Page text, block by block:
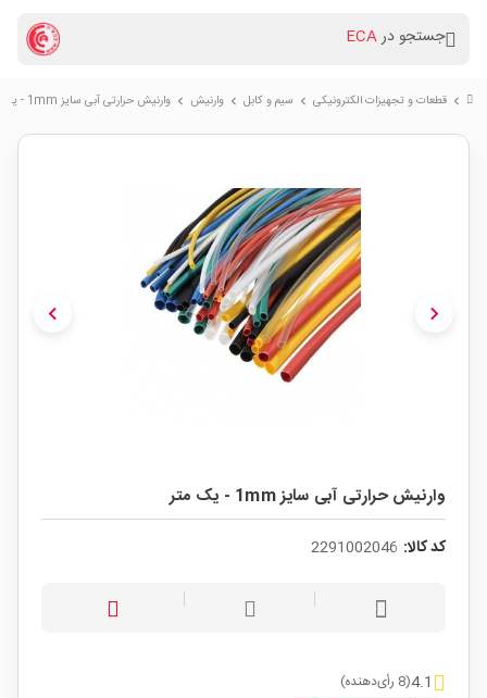
جستجو درECA
chevron_right قطعات و تجهیزات الکترونیکی chevron_right سیم و کابل chevron_right وارنیش chevron_right وارنیش حرارتی آبی سایز 1mm - یک متر
chevron_left chevron_right
وارنیش حرارتی آبی سایز 1mm - یک متر
کد کالا: 2291002046
4.1(8 رأی‌دهنده)